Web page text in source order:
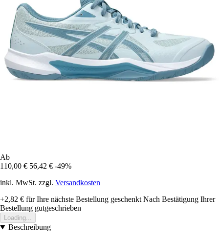
Ab
110,00 € 56,42 € -49%
inkl. MwSt. zzgl. Versandkosten
+2,82 € für Ihre nächste Bestellung geschenkt Nach Bestätigung Ihrer
Bestellung gutgeschrieben
Loading...
Beschreibung